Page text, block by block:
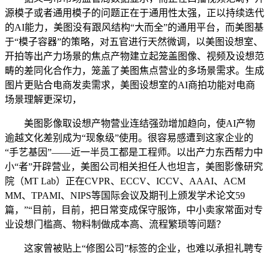
源模子或者通用模子的问题正在于通用性太强，正以持续迭代
的AI能力，美图没有跟风结构“大而全”的通用平台，而美图基
于“模子容器”的策略，对五官进行天然微调，以美图设想室、
开拍等出产力场景的焦点产物建立起笼盖图像、视频及设想范
畴的差同化合作力，笼盖了美图焦点营业的多场景需求。生成
图片更贴合电商发卖需求，美图设想室的AI商拍功能对电商
场景理解更深切，
美图影像取设想产物营业连结强劲增加趋向，使AI产物
逾越文化差别成为“现象级”使用。很容易感遭到这家企业的
“手艺基因”——近一半员工都是工程师。以出产力东西帮力中
小“者”开辟营业，美图公司相关担任人也坦言，美图影像研究
院（MT Lab）正在CVPR、ECCV、ICCV、AAAI、ACM
MM、TPAMI、NIPS等国际会议及期刊上颁发学术论文59
篇，”“目前，目前，把日常变成保守服饰，中小卖家常面对专
业设想门槛高、物料制做成本高、流程繁琐等问题？
这家曾被贴上“修图公司”标签的企业，也难以承担礼聘专